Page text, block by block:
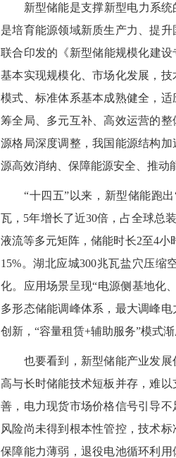
新型储能是支撑新型电力系统
是培育能源领域新质生产力、提
联合印发的《新型储能规模化建
基本实现规模化、市场化发展，
模式、标准体系基本成熟健全，
筹全局、多元互补、高效运营的
源格局深度调整，我国能源结构
源高效消纳、保障能源安全、推动
“十四五”以来，新型储能跑出“
瓦，5年增长了近30倍，占全球总
液流等多元矩阵，储能时长2至4
15%。湖北应城300兆瓦盐穴压
化。应用场景呈现“电源侧基地化
多形态储能调峰体系，最大调峰
创新，“容量租赁+辅助服务”模式渐
也要看到，新型储能产业发展
高与长时储能技术短板并存，难
善，电力现货市场价格信号引导
风险尚未得到根本性管控，技术
保障能力薄弱，退役电池循环利